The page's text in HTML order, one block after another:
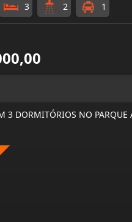
3 2 1
3 DORMITÓRIOS NO PARQUE